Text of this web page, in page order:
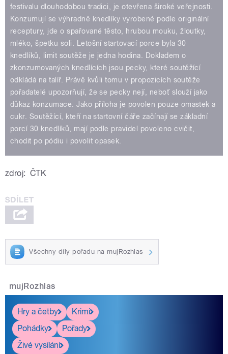
festivalu dlouhodobou tradici, je otevřena široké veřejnosti.
Konzumují se výhradně knedlíky vyrobené podle originální
receptury, jde o spařované těsto, hrubou mouku, žloutky,
mléko, špetku soli. Letošní startovací porce byla 30
knedlíků, limit soutěže je jedna hodina. Dokladem o
zkonzumovaných knedlících jsou pecky, které soutěžící
odkládá na talíř. Právě kvůli tomu v propozicích soutěže
pořadatelé upozorňují, že se pecky nejí, neboť slouží jako
důkaz konzumace. Jako příloha je povolen pouze omastek a
cukr. Soutěžící, kteří na startovní čáře začínají se základní
porcí 30 knedlíků, mají podle pravidel povoleno cvičit,
chodit po pódiu i povolit opasek.
zdroj: ČTK
Všechny díly pořadu na mujRozhlas
mujRozhlas
Hry a četby
Krimi
Pohádky
Pořady
Živé vysílání